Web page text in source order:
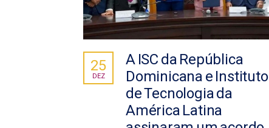
A ISC da República
Dominicana e Instituto
de Tecnologia da
América Latina
25
DEZ